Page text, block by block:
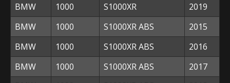
BMW
1000 S1000XR
2019
BMW
1000 S1000XR ABS
2015
BMW
1000 S1000XR ABS
2016
BMW
1000 S1000XR ABS
2017